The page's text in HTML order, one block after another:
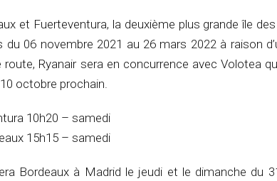
et Fuerteventura, la deuxième plus grande île des
06 novembre 2021 au 26 mars 2022 à raison
Ryanair sera en concurrence avec Volotea
octobre prochain.
10h20 – samedi
15h15 – samedi
Bordeaux à Madrid le jeudi et le dimanche du